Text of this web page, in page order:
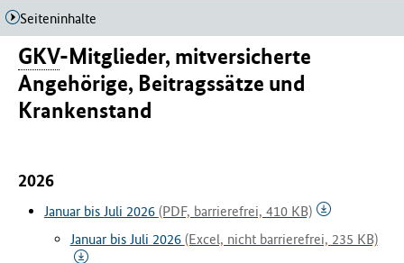
e
s
m
i
n
i
s
r
Seiteninhalte
GKV-Mitglieder, mitversicherte
Angehörige, Beitragssätze und
Krankenstand
2026
Januar bis Juli 2026 (PDF, barrierefrei, 410 KB)
Januar bis Juli 2026 (Excel, nicht barrierefrei, 235 KB)